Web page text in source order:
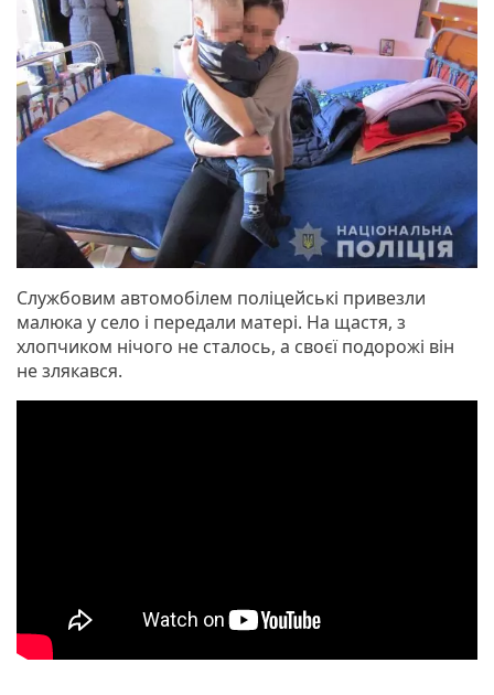
Службовим автомобілем поліцейські привезли
малюка у село і передали матері. На щастя, з
хлопчиком нічого не сталось, а своєї подорожі він
не злякався.